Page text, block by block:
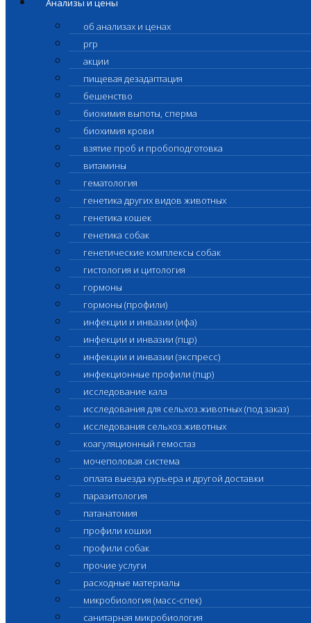
Анализы и цены
об анализах и ценах
prp
акции
пищевая дезадаптация
бешенство
биохимия выпоты, сперма
биохимия крови
взятие проб и пробоподготовка
витамины
гематология
генетика других видов животных
генетика кошек
генетика собак
генетические комплексы собак
гистология и цитология
гормоны
гормоны (профили)
инфекции и инвазии (ифа)
инфекции и инвазии (пцр)
инфекции и инвазии (экспресс)
инфекционные профили (пцр)
исследование кала
исследования для сельхоз.животных (под заказ)
исследования сельхоз.животных
коагуляционный гемостаз
мочеполовая система
оплата выезда курьера и другой доставки
паразитология
патанатомия
профили кошки
профили собак
прочие услуги
расходные материалы
микробиология (масс-спек)
санитарная микробиология